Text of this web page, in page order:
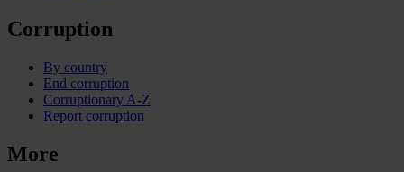
Corruption
By country
End corruption
Corruptionary A-Z
Report corruption
More